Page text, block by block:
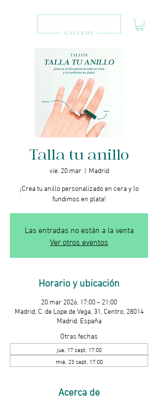
Talla tu anillo
vie, 20 mar
  |
Madrid
¡Crea tu anillo personalizado en cera y lo
fundimos en plata!
Las entradas no están a la venta
Ver otros eventos
Horario y ubicación
20 mar 2026, 17:00 – 21:00
Madrid, C. de Lope de Vega, 31, Centro, 28014
Madrid, España
Otras fechas
jue, 17 sept, 17:00
mié, 23 sept, 17:00
Acerca de